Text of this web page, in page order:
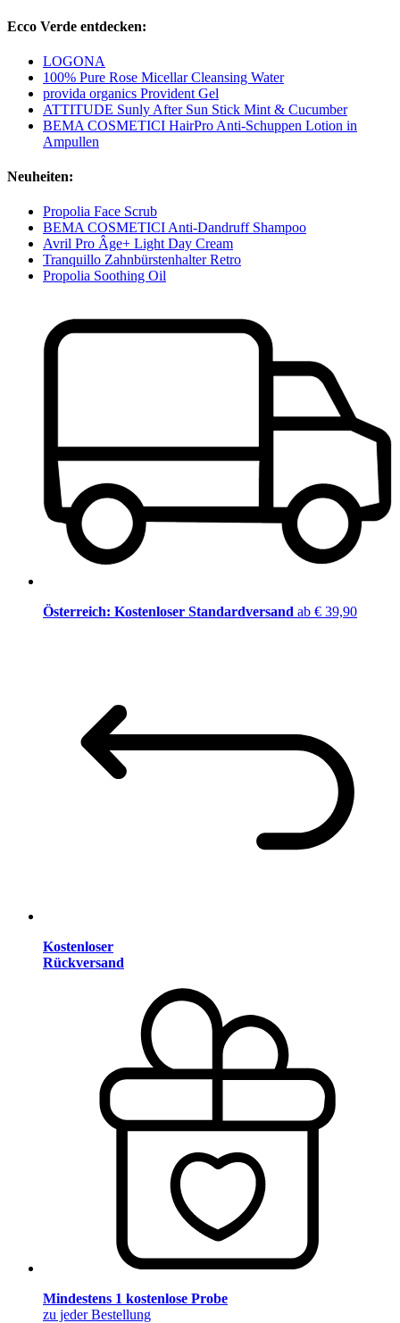
Ecco Verde entdecken:
LOGONA
100% Pure Rose Micellar Cleansing Water
provida organics Provident Gel
ATTITUDE Sunly After Sun Stick Mint & Cucumber
BEMA COSMETICI HairPro Anti-Schuppen Lotion in
Ampullen
Neuheiten:
Propolia Face Scrub
BEMA COSMETICI Anti-Dandruff Shampoo
Avril Pro Âge+ Light Day Cream
Tranquillo Zahnbürstenhalter Retro
Propolia Soothing Oil
Österreich: Kostenloser Standardversand ab € 39,90
Kostenloser
Rückversand
Mindestens 1 kostenlose Probe
zu jeder Bestellung